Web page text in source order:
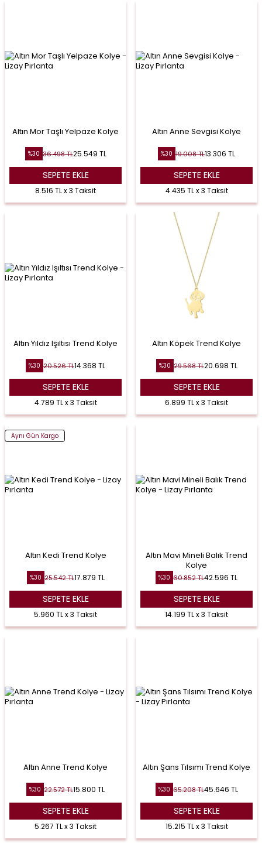
Altın Mor Taşlı Yelpaze Kolye
%30 36.498TL25.549 TL
SEPETE EKLE
8.516 TL x 3 Taksit
Altın Anne Sevgisi Kolye
%30 19.008TL13.306 TL
SEPETE EKLE
4.435 TL x 3 Taksit
Altın Yıldız Işıltısı Trend Kolye
%30 20.526TL14.368 TL
SEPETE EKLE
4.789 TL x 3 Taksit
Altın Köpek Trend Kolye
%30 29.568TL20.698 TL
SEPETE EKLE
6.899 TL x 3 Taksit
Aynı Gün Kargo
Altın Kedi Trend Kolye
%30 25.542TL17.879 TL
SEPETE EKLE
5.960 TL x 3 Taksit
Altın Mavi Mineli Balık Trend
Kolye
%30 60.852TL42.596 TL
SEPETE EKLE
14.199 TL x 3 Taksit
Altın Anne Trend Kolye
%30 22.572TL15.800 TL
SEPETE EKLE
5.267 TL x 3 Taksit
Altın Şans Tılsımı Trend Kolye
%30 65.208TL45.646 TL
SEPETE EKLE
15.215 TL x 3 Taksit